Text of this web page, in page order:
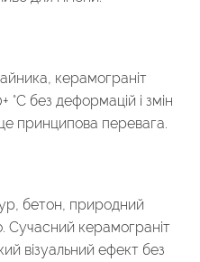
керамограніт
без деформацій і змін
принципова перевага.
бетон, природний
Сучасний керамограніт
візуальний ефект без